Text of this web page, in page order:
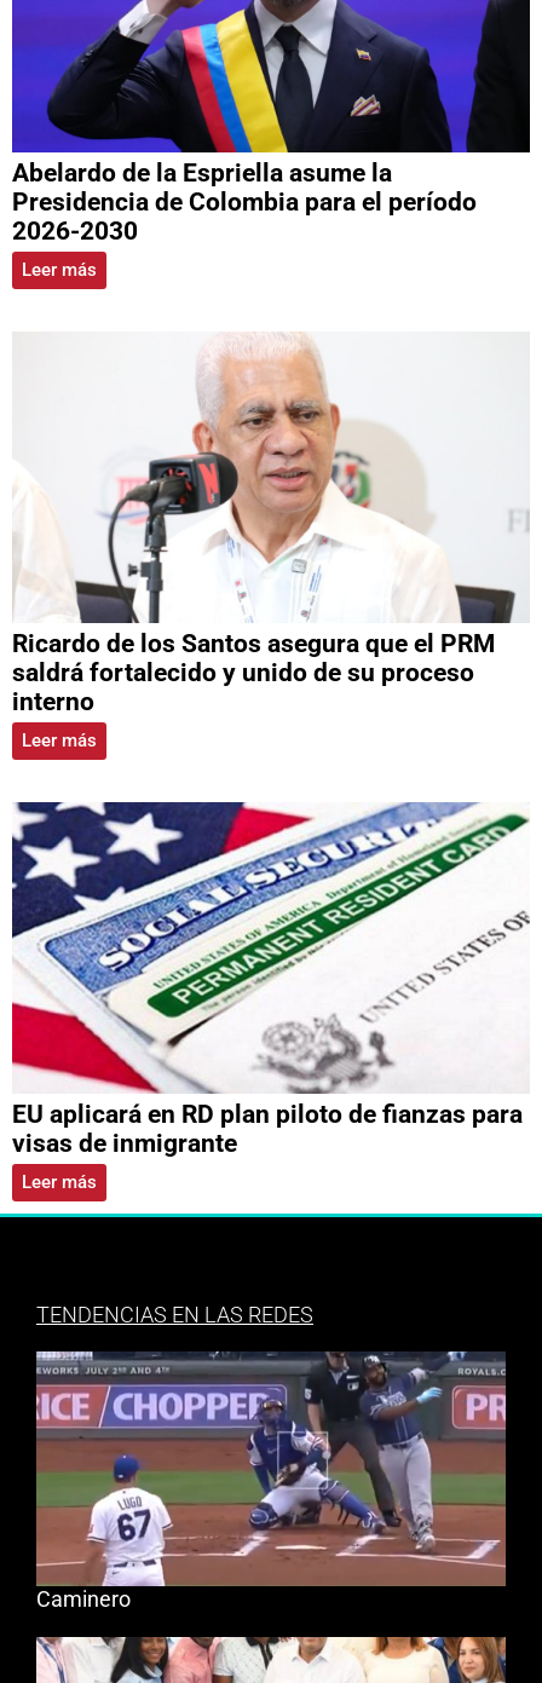
Abelardo de la Espriella asume la
Presidencia de Colombia para el período
2026-2030
Leer más
Ricardo de los Santos asegura que el PRM
saldrá fortalecido y unido de su proceso
interno
Leer más
EU aplicará en RD plan piloto de fianzas para
visas de inmigrante
Leer más
TENDENCIAS EN LAS REDES
Caminero